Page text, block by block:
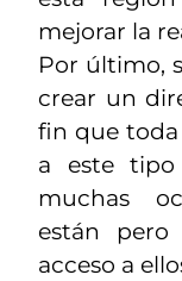
mejorar la
Por último,
crear un
fin que toda
a este tipo
muchas
están
acceso a